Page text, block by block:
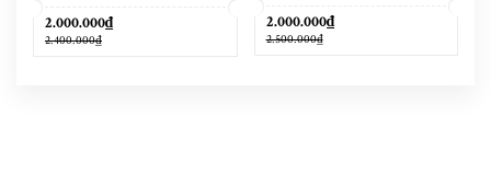
2.000.000₫
2.400.000₫
2.000.000₫
2.500.000₫